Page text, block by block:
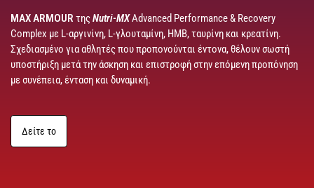
MAX ARMOUR τηςNutri-MXAdvanced Performance & Recovery
Complex με L-αργινίνη, L-γλουταμίνη, HMB, ταυρίνη και κρεατίνη.
Σχεδιασμένο για αθλητές που προπονούνται έντονα, θέλουν σωστή
υποστήριξη μετά την άσκηση και επιστροφή στην επόμενη προπόνηση
με συνέπεια, ένταση και δυναμική.
Δείτε το